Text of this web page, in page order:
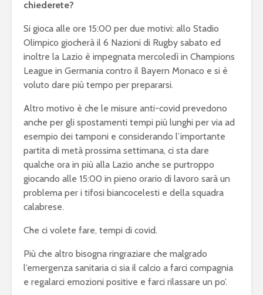
chiederete?
Si gioca alle ore 15:00 per due motivi: allo Stadio
Olimpico giocherà il 6 Nazioni di Rugby sabato ed
inoltre la Lazio è impegnata mercoledì in Champions
League in Germania contro il Bayern Monaco e si è
voluto dare più tempo per prepararsi.
Altro motivo è che le misure anti-covid prevedono
anche per gli spostamenti tempi più lunghi per via ad
esempio dei tamponi e considerando l’importante
partita di metà prossima settimana, ci sta dare
qualche ora in più alla Lazio anche se purtroppo
giocando alle 15:00 in pieno orario di lavoro sarà un
problema per i tifosi biancocelesti e della squadra
calabrese.
Che ci volete fare, tempi di covid.
Più che altro bisogna ringraziare che malgrado
l’emergenza sanitaria ci sia il calcio a farci compagnia
e regalarci emozioni positive e farci rilassare un po’.